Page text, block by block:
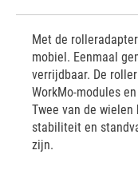
Met de
mobiel. Eenmaal
verrijdbaar. De
WorkMo-modules
Twee van de wielen
stabiliteit en
zijn.